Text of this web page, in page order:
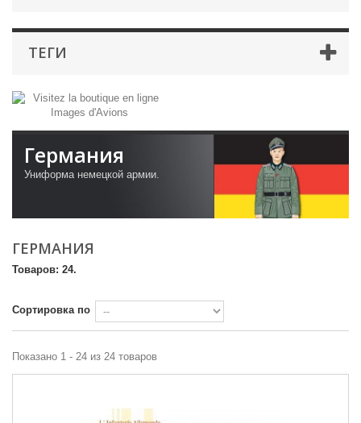
ТЕГИ
Германия
Униформа немецкой армии.
ГЕРМАНИЯ
Товаров: 24.
Сортировка по
Показано 1 - 24 из 24 товаров